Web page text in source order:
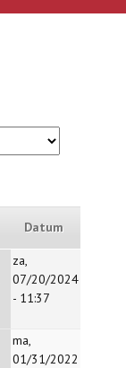
Datum
za,
07/20/2024
- 11:37
ma,
01/31/2022